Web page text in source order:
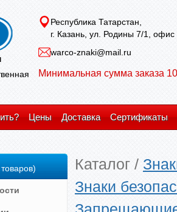
Республика Татарстан,
г. Казань, ул. Родины 7/1, офис
warco-znaki@mail.ru
Минимальная сумма заказа
Цены Доставка Сертификаты
Каталог /
Знаки